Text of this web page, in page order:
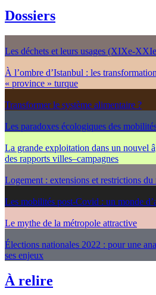
Dossiers
Les déchets et leurs usages (XIXe-
À l’ombre d’Istanbul : les
« province » turque
Transformer le système alimentaire ?
Les paradoxes écologiques des
La grande exploitation dans un nouvel
des rapports villes–campagnes
Logement : extensions et restrictions du
Les mobilités post-Covid : un monde
Le mythe de la métropole attractive
Élections nationales 2022 : pour une
ses enjeux
À relire